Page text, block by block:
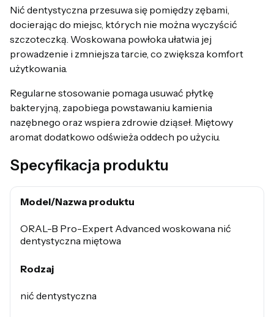
Nić dentystyczna przesuwa się pomiędzy zębami,
docierając do miejsc, których nie można wyczyścić
szczoteczką. Woskowana powłoka ułatwia jej
prowadzenie i zmniejsza tarcie, co zwiększa komfort
użytkowania.
Regularne stosowanie pomaga usuwać płytkę
bakteryjną, zapobiega powstawaniu kamienia
nazębnego oraz wspiera zdrowie dziąseł. Miętowy
aromat dodatkowo odświeża oddech po użyciu.
Specyfikacja produktu
Model/Nazwa produktu
ORAL-B Pro-Expert Advanced woskowana nić
dentystyczna miętowa
Rodzaj
nić dentystyczna